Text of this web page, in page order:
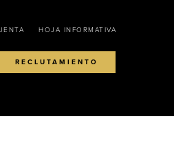
HOJA INFORMATIVA
RECLUTAMIENTO